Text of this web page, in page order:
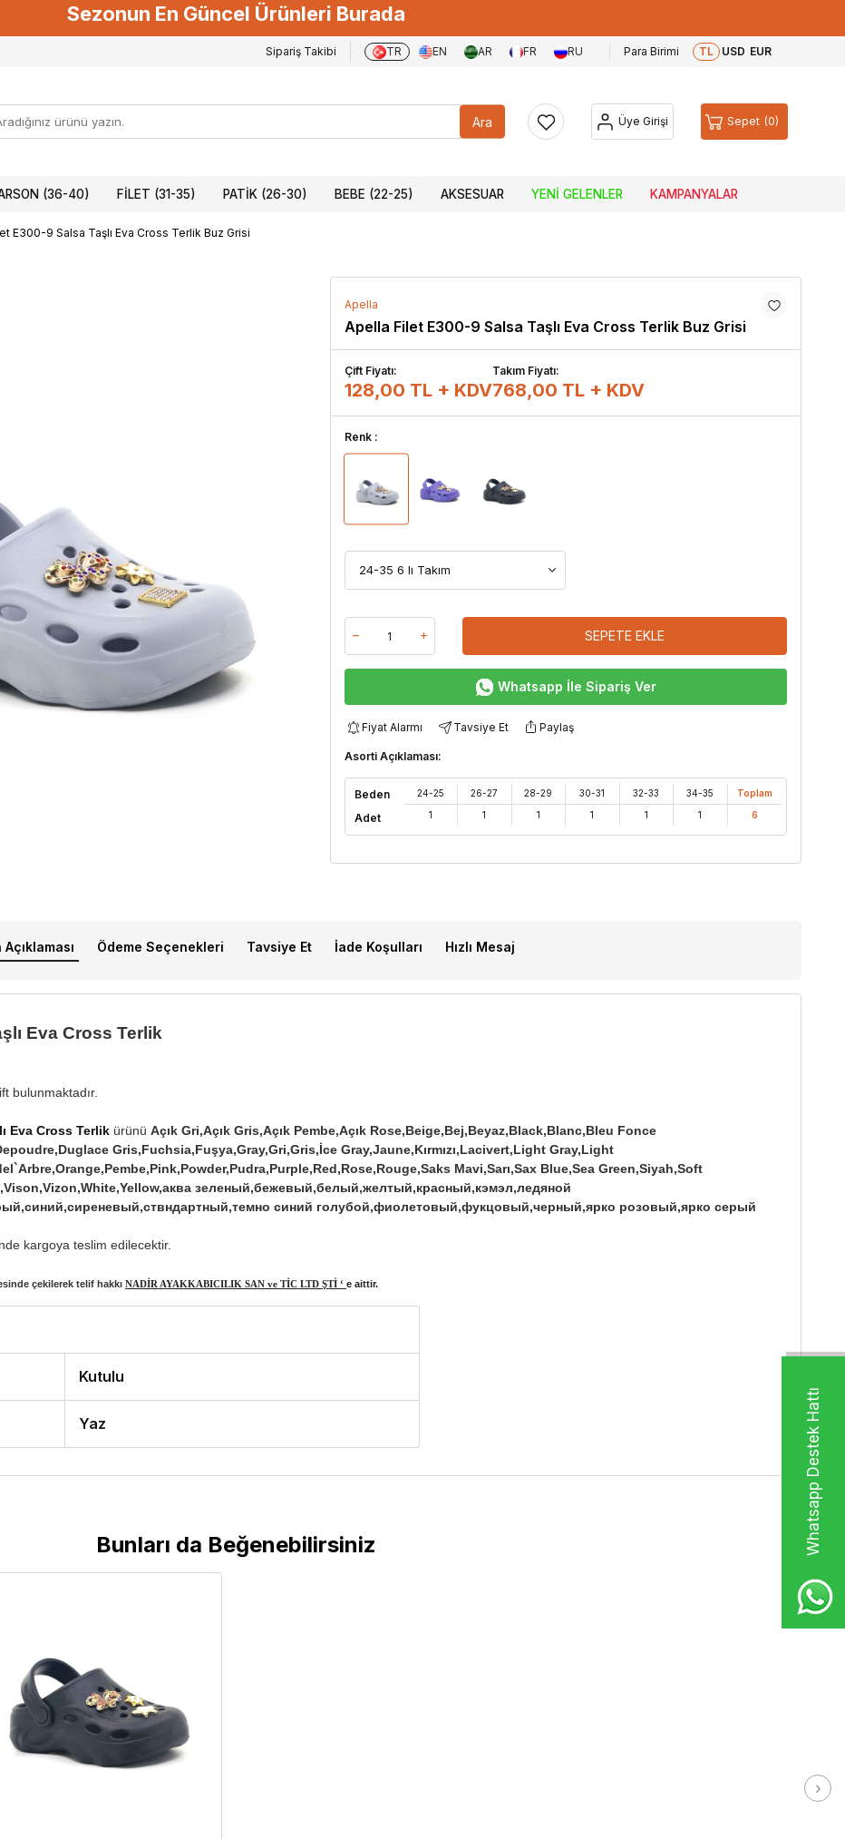
Whatsapp Destek Hattı
Sezonun En Güncel Ürünleri Burada
Sipariş Takibi TR EN AR FR RU Para Birimi TL USD EUR
Ara Üye Girişi Sepet 0
(36-40) FILET (31-35) PATIK (26-30) BEBE (22-25) AKSESUAR YENI GELENLER KAMPANYALAR
E300-9 Salsa Taşlı Eva Cross Terlik Buz Grisi
Apella
Apella Filet E300-9 Salsa Taşlı Eva Cross Terlik Buz Grisi
Çift Fiyatı:
128,00 TL + KDV
Takım Fiyatı:
768,00 TL + KDV
Renk :
SEPETE EKLE
Whatsapp İle Sipariş Ver
Fiyat Alarmı Tavsiye Et Paylaş
Asorti Açıklaması:
Beden
Adet
24-25
1
26-27
1
28-29
1
30-31
1
32-33
1
34-35
1
Toplam
6
Açıklaması Ödeme Seçenekleri Tavsiye Et İade Koşulları Hızlı Mesaj
Eva Cross Terlik
bulunmaktadır.
Eva Cross Terlik ürünü Açık Gri,Açık Gris,Açık Pembe,Açık Rose,Beige,Bej,Beyaz,Black,Blanc,Bleu Fonce
Gris,Fuchsia,Fuşya,Gray,Gri,Gris,İce Gray,Jaune,Kırmızı,Lacivert,Light Gray,Light
Mavi,Sarı,Sax Blue,Sea Green,Siyah,Soft
зеленый,бежевый,белый,желтый,красный,кэмэл,ледяной
синий голубой,фиолетовый,фукцовый,черный,ярко розовый,ярко серый
kargoya teslim edilecektir.
çekilerek telif hakkı NADİR AYAKKABICILIK SAN ve TİC LTD ŞTİ ‘ e aittir.
Kutulu
Yaz
Bunları da Beğenebilirsiniz